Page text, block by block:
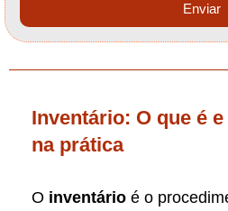
Enviar
Inventário: O que é
na prática
O inventário é o